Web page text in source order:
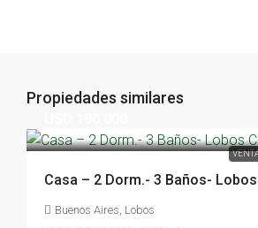
Propiedades similares
Casa – 2 Dorm.- 3 Baños-
Buenos Aires, Lobos